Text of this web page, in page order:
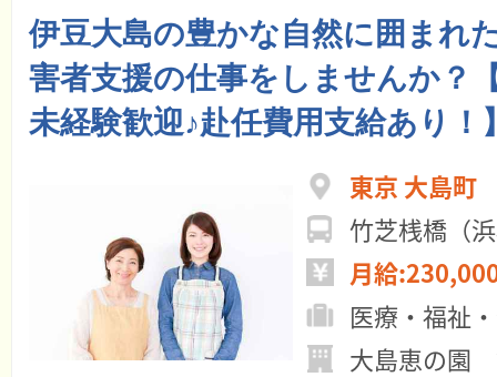
伊豆大島の豊かな自然に囲まれ
害者支援の仕事をしませんか？
未経験歓迎♪赴任費用支給あり！
東京 大島町
竹芝桟橋（
月給
医療・福祉
大島恵の園